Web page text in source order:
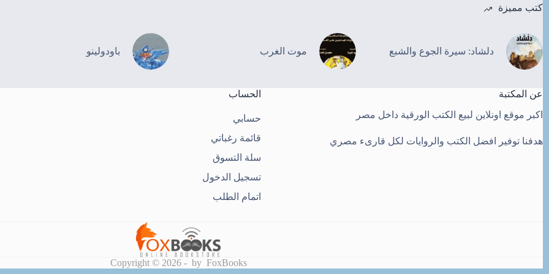
كتب مميزة
دلشاد: سيرة الجوع والشبع موت الغرب باودولينو
عن المكتبة
اكبر موقع اونلاين لبيع الكتب الورقية داخل مصر
هدفنا توفير افضل الكتب والروايات لكل قارىء مصري
الحساب
حسابي
قائمة رغباتي
سلة التسوق
تسجيل الدخول
اتمام الطلب
Copyright © 2026 - by FoxBooks